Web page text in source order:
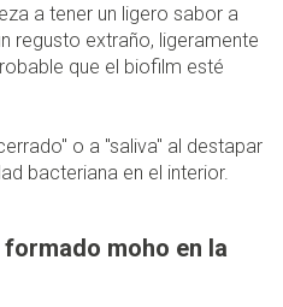
a tener un ligero sabor a
regusto extraño, ligeramente
que el biofilm esté
o a "saliva" al destapar
bacteriana en el interior.
moho en la